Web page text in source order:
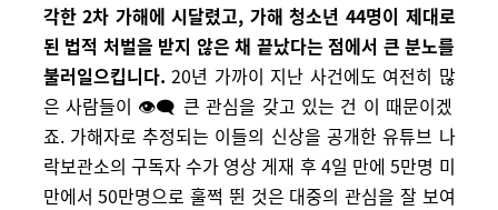
각한 2차 가해에 시달렸고, 가해 청소년 44명이 제대로
된 법적 처벌을 받지 않은 채 끝났다는 점에서 큰 분노를
불러일으킵니다. 20년 가까이 지난 사건에도 여전히 많
은 사람들이 👁️‍🗨️ 큰 관심을 갖고 있는 건 이 때문이겠
죠. 가해자로 추정되는 이들의 신상을 공개한 유튜브 나
락보관소의 구독자 수가 영상 게재 후 4일 만에 5만명 미
만에서 50만명으로 훌쩍 뛴 것은 대중의 관심을 잘 보여